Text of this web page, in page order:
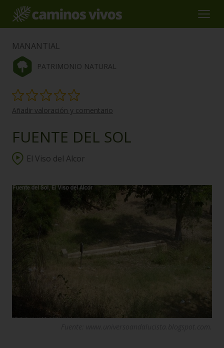
MANANTIAL
PATRIMONIO NATURAL
Añadir valoración y comentario
FUENTE DEL SOL
El Viso del Alcor